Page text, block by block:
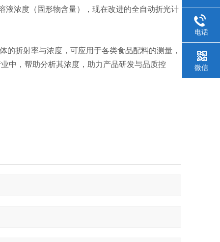
液浓度（固形物含量），现在改进的全自动折光计
的折射率与浓度，可应用于各类食品配料的测量，
中，帮助分析其浓度，助力产品研发与品质控
电话
微信